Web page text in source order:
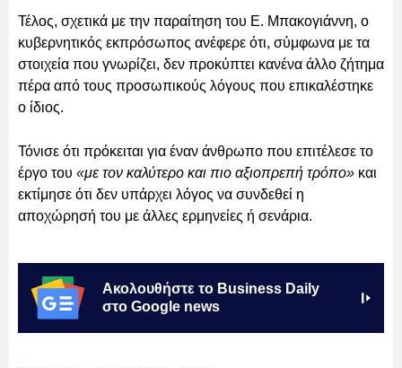
Τέλος, σχετικά με την παραίτηση του Ε. Μπακογιάννη, ο
κυβερνητικός εκπρόσωπος ανέφερε ότι, σύμφωνα με τα
στοιχεία που γνωρίζει, δεν προκύπτει κανένα άλλο ζήτημα
πέρα από τους προσωπικούς λόγους που επικαλέστηκε
ο ίδιος.
Τόνισε ότι πρόκειται για έναν άνθρωπο που επιτέλεσε το
έργο του «με τον καλύτερο και πιο αξιοπρεπή τρόπο» και
εκτίμησε ότι δεν υπάρχει λόγος να συνδεθεί η
αποχώρησή του με άλλες ερμηνείες ή σενάρια.
Ακολουθήστε το Business Daily
στο Google news